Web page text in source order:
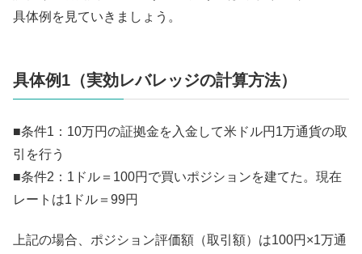
具体例を見ていきましょう。
具体例1（実効レバレッジの計算方法）
■条件1：10万円の証拠金を入金して米ドル円1万通貨の取
引を行う
■条件2：1ドル＝100円で買いポジションを建てた。現在
レートは1ドル＝99円
上記の場合、ポジション評価額（取引額）は100円×1万通